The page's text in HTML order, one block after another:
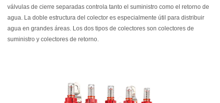
válvulas de cierre separadas controla tanto el suministro como el retorno de
agua. La doble estructura del colector es especialmente útil para distribuir
agua en grandes áreas. Los dos tipos de colectores son colectores de
suministro y colectores de retorno.